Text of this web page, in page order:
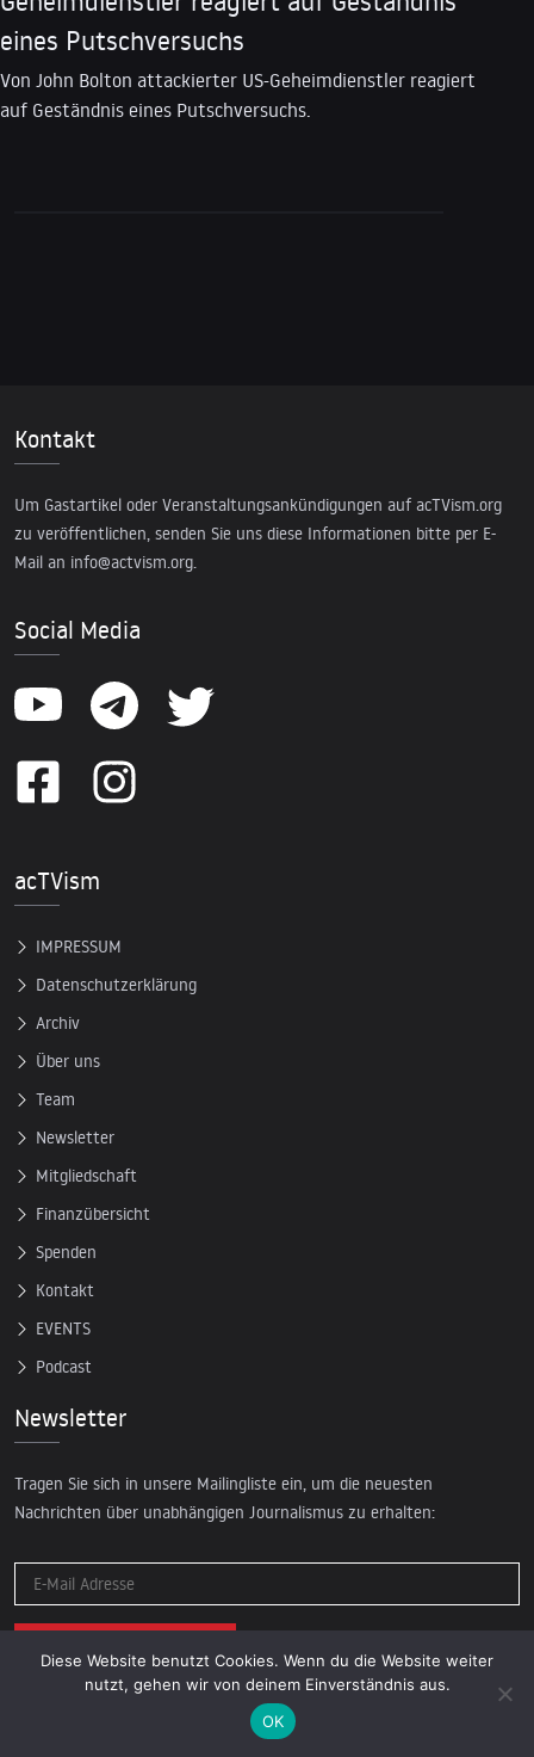
eines Putschversuchs
Von John Bolton attackierter US-Geheimdienstler reagiert
auf Geständnis eines Putschversuchs.
Kontakt
Um Gastartikel oder Veranstaltungsankündigungen auf acTVism.org
zu veröffentlichen, senden Sie uns diese Informationen bitte per E-
Mail an info@actvism.org.
Social Media
acTVism
IMPRESSUM
Datenschutzerklärung
Archiv
Über uns
Team
Newsletter
Mitgliedschaft
Finanzübersicht
Spenden
Kontakt
EVENTS
Podcast
Newsletter
Tragen Sie sich in unsere Mailingliste ein, um die neuesten
Nachrichten über unabhängigen Journalismus zu erhalten:
© 2026 AcTVism Munich e.V. | All rights reserved.
Diese Website benutzt Cookies. Wenn du die Website weiter
nutzt, gehen wir von deinem Einverständnis aus.
OK